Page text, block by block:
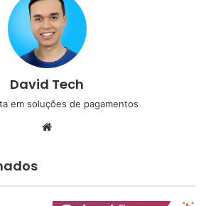
David Tech
em soluções de pagamentos